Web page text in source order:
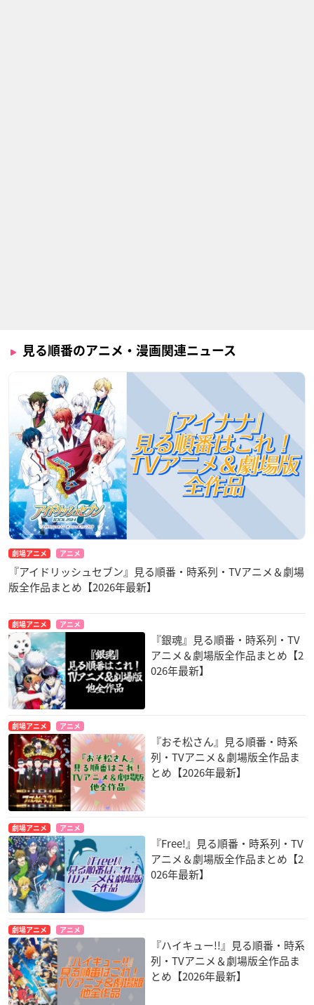
見る順番のアニメ・漫画関連ニュース
劇場アニメ アニメ
『アイドリッシュセブン』見る順番・時系列・TVアニメ＆劇場
版全作品まとめ【2026年最新】
劇場アニメ アニメ
『銀魂』見る順番・時系列・TV
アニメ＆劇場版全作品まとめ【2
026年最新】
劇場アニメ アニメ
『おそ松さん』見る順番・時系
列・TVアニメ＆劇場版全作品ま
とめ【2026年最新】
劇場アニメ アニメ
『Free!』見る順番・時系列・TV
アニメ＆劇場版全作品まとめ【2
026年最新】
劇場アニメ アニメ
『ハイキュー!!』見る順番・時系
列・TVアニメ＆劇場版全作品ま
とめ【2026年最新】